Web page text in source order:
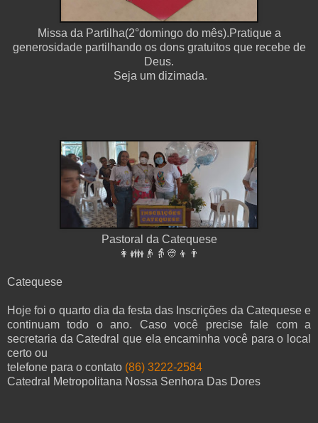
Missa da Partilha(2°domingo do mês).Pratique a
generosidade partilhando os dons gratuitos que recebe de
Deus.
Seja um dizimada.
Pastoral da Catequese
👩👪👴👵👳👦 👨
Catequese
Hoje foi o quarto dia da festa das Inscrições da Catequese e
continuam todo o ano. Caso você precise fale com a
secretaria da Catedral que ela encaminha você para o local
certo ou
telefone para o contato (86) 3222-2584
Catedral Metropolitana Nossa Senhora Das Dores